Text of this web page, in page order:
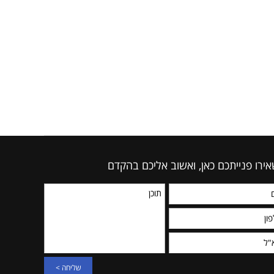
פנייתכם כאן, ואשוב אליכם בהקדם